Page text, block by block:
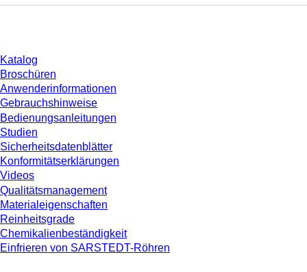
Katalog
Broschüren
Anwenderinformationen
Gebrauchshinweise
Bedienungsanleitungen
Studien
Sicherheitsdatenblätter
Konformitätserklärungen
Videos
Qualitätsmanagement
Materialeigenschaften
Reinheitsgrade
Chemikalienbeständigkeit
Einfrieren von SARSTEDT-Röhren